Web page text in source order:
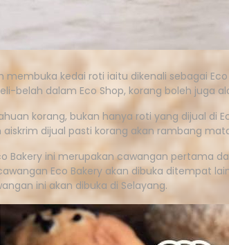
membuka kedai roti iaitu dikenali sebagai Eco
belah dalam Eco Shop, korang boleh juga
korang, bukan hanya roti yang dijual di
dijual pasti korang akan rambang
Bakery ini merupakan cawangan pertama
Eco Bakery akan dibuka ditempat
ini akan dibuka di Selayang.